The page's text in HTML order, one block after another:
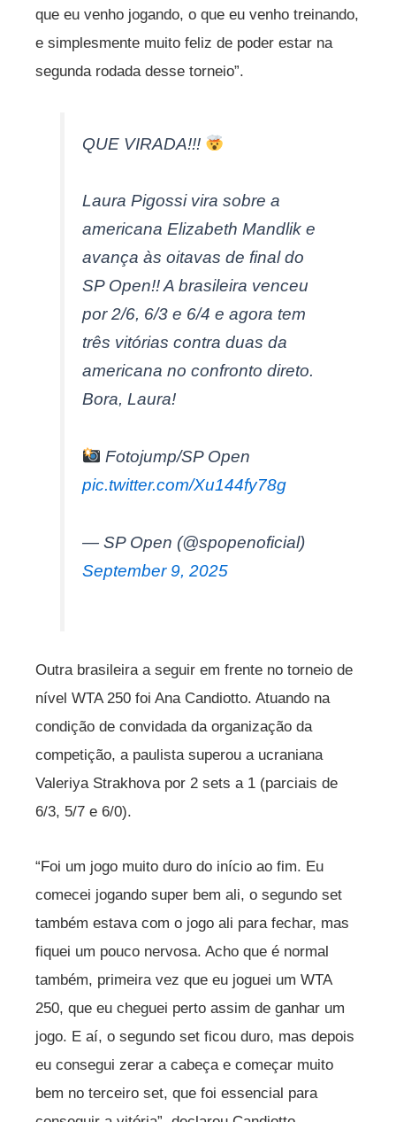
que eu venho jogando, o que eu venho treinando,
e simplesmente muito feliz de poder estar na
segunda rodada desse torneio”.
QUE VIRADA!!!
Laura Pigossi vira sobre a
americana Elizabeth Mandlik e
avança às oitavas de final do
SP Open!! A brasileira venceu
por 2/6, 6/3 e 6/4 e agora tem
três vitórias contra duas da
americana no confronto direto.
Bora, Laura!
Fotojump/SP Open
pic.twitter.com/Xu144fy78g
— SP Open (@spopenoficial)
September 9, 2025
Outra brasileira a seguir em frente no torneio de
nível WTA 250 foi Ana Candiotto. Atuando na
condição de convidada da organização da
competição, a paulista superou a ucraniana
Valeriya Strakhova por 2 sets a 1 (parciais de
6/3, 5/7 e 6/0).
“Foi um jogo muito duro do início ao fim. Eu
comecei jogando super bem ali, o segundo set
também estava com o jogo ali para fechar, mas
fiquei um pouco nervosa. Acho que é normal
também, primeira vez que eu joguei um WTA
250, que eu cheguei perto assim de ganhar um
jogo. E aí, o segundo set ficou duro, mas depois
eu consegui zerar a cabeça e começar muito
bem no terceiro set, que foi essencial para